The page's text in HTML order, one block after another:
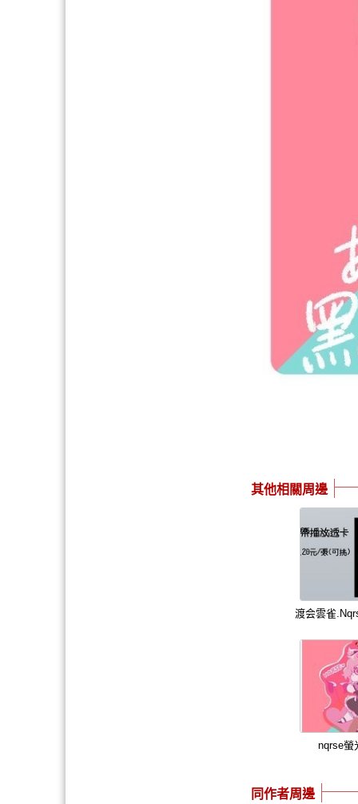
其他相關周邊
渡会雲雀
nqrse螢
同作者周邊